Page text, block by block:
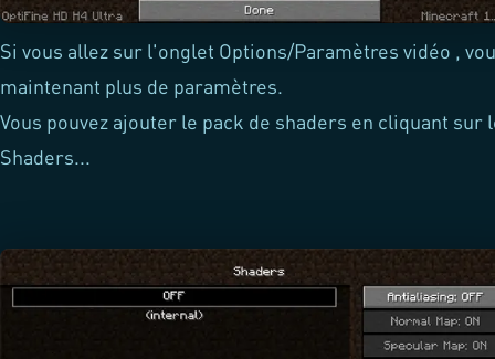
Si vous allez sur l'onglet Options/Paramètres vidéo ,
maintenant plus de paramètres.
Vous pouvez ajouter le pack de shaders en cliquant sur
Shaders...